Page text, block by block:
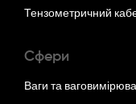
Тензометричний
Сфери
Ваги та